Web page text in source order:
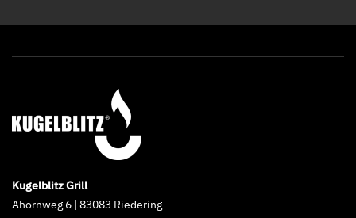
Kugelblitz Grill
Ahornweg 6 | 83083 Riedering